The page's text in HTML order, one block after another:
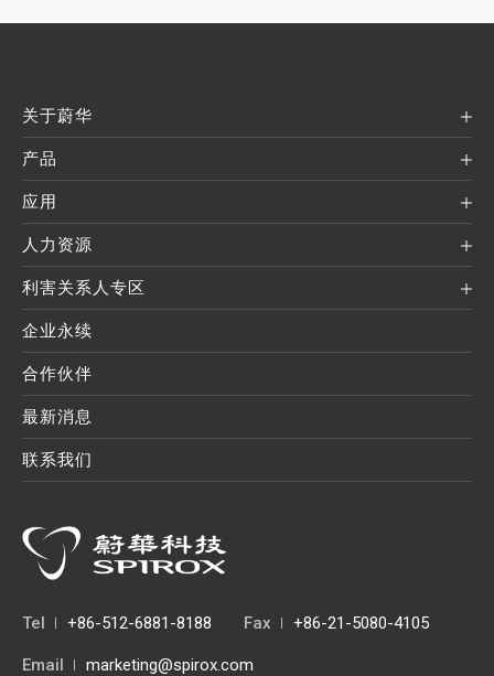
关于蔚华
产品
应用
人力资源
利害关系人专区
企业永续
合作伙伴
最新消息
联系我们
Tel +86-512-6881-8188 Fax +86-21-5080-4105
Email marketing@spirox.com